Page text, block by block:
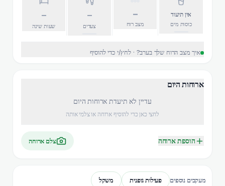
אין תיעוד
כוסות מים
–
מצב רוח
–
צעדים
–
שעות שינה
איך מצב הרוח שלך בערב? · לחץ/י כדי להוסיף
ארוחות היום
עדיין לא תיעדת ארוחות היום
לחצי כאן כדי להוסיף ארוחה או צלמי אותה
הוספת ארוחה צלם ארוחה
מעקבים נוספים פעילות גופנית משקל